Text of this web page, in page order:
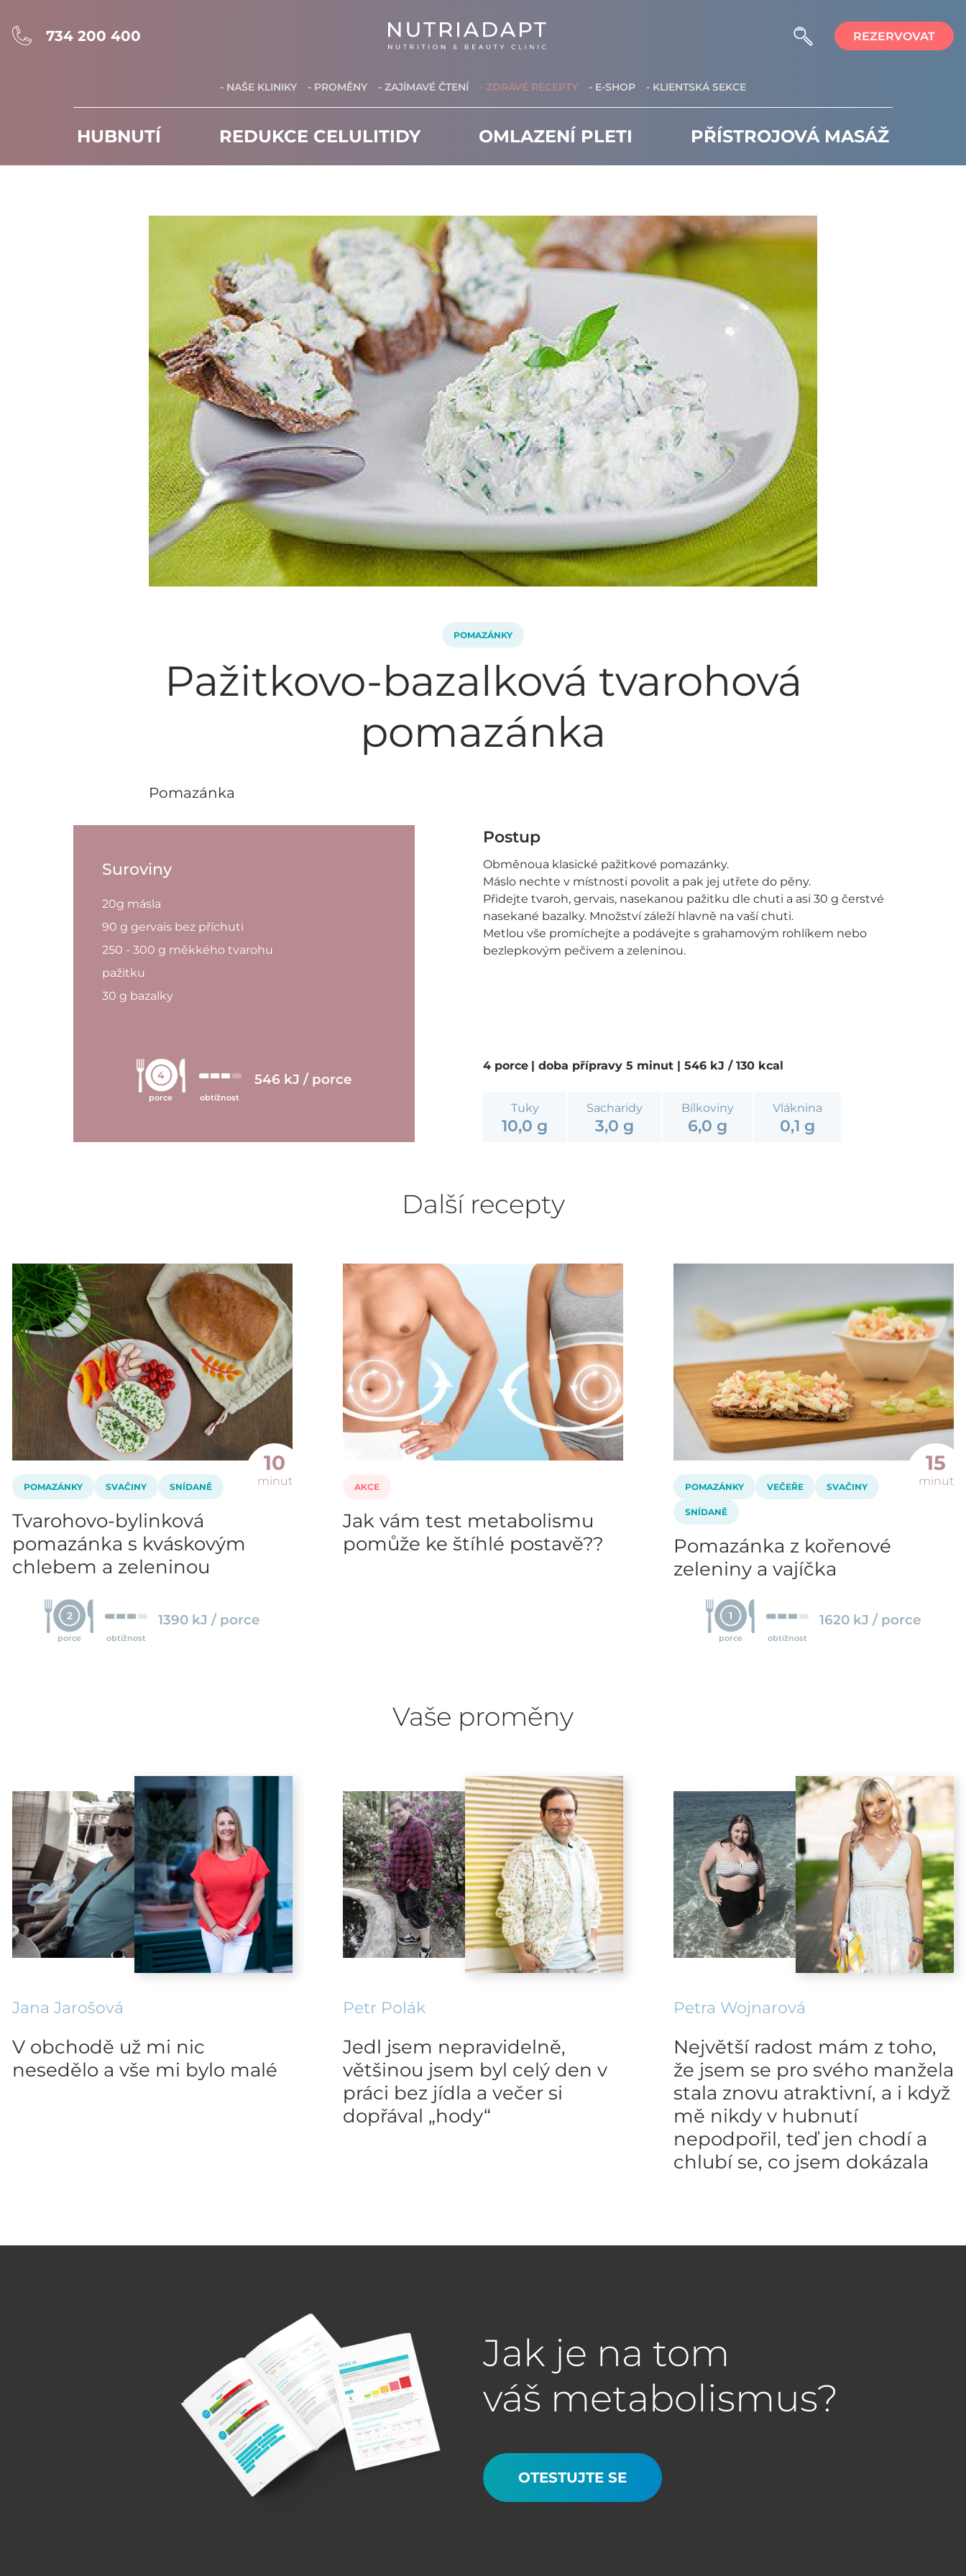
734 200 400 REZERVOVAT
- NAŠE KLINIKY - PROMĚNY - ZAJÍMAVÉ ČTENÍ - ZDRAVÉ RECEPTY - E-SHOP - KLIENTSKÁ SEKCE
HUBNUTÍ REDUKCE CELULITIDY OMLAZENÍ PLETI PŘÍSTROJOVÁ MASÁŽ
POMAZÁNKY
Pažitkovo-bazalková tvarohová
pomazánka
Pomazánka
Suroviny
20g másla
90 g gervais bez příchuti
250 - 300 g měkkého tvarohu
pažitku
30 g bazalky
4
porce obtížnost
546 kJ / porce
Postup
Obměnoua klasické pažitkové pomazánky.
Máslo nechte v místnosti povolit a pak jej utřete do pěny.
Přidejte tvaroh, gervais, nasekanou pažitku dle chuti a asi 30 g čerstvé
nasekané bazalky. Množství záleží hlavně na vaší chuti.
Metlou vše promíchejte a podávejte s grahamovým rohlíkem nebo
bezlepkovým pečivem a zeleninou.
4 porce | doba přípravy 5 minut | 546 kJ / 130 kcal
Tuky
10,0 g
Sacharidy
3,0 g
Bílkoviny
6,0 g
Vláknina
0,1 g
Další recepty
10
minut
POMAZÁNKY SVAČINY SNÍDANĚ
Tvarohovo-bylinková
pomazánka s kváskovým
chlebem a zeleninou
2
porce obtížnost
1390 kJ / porce
AKCE
Jak vám test metabolismu
pomůže ke štíhlé postavě??
15
minut
POMAZÁNKY VEČEŘE SVAČINY
SNÍDANĚ
Pomazánka z kořenové
zeleniny a vajíčka
1
porce obtížnost
1620 kJ / porce
Vaše proměny
Jana Jarošová
V obchodě už mi nic
nesedělo a vše mi bylo malé
Petr Polák
Jedl jsem nepravidelně,
většinou jsem byl celý den v
práci bez jídla a večer si
dopřával „hody“
Petra Wojnarová
Největší radost mám z toho,
že jsem se pro svého manžela
stala znovu atraktivní, a i když
mě nikdy v hubnutí
nepodpořil, teď jen chodí a
chlubí se, co jsem dokázala
Jak je na tom
váš metabolismus?
OTESTUJTE SE